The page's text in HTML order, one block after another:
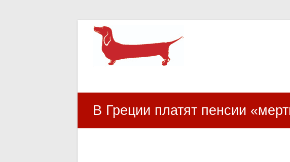
HR Center
залученість персоналу, e-NPS, оцінка ЗВК
В Греции платят пенсии